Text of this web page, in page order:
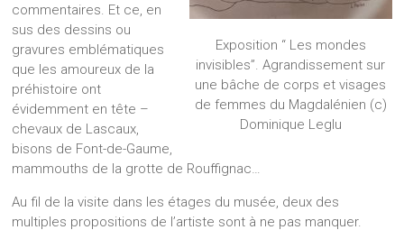
Exposition “ Les mondes
invisibles”. Agrandissement sur
une bâche de corps et visages
de femmes du Magdalénien (c)
Dominique Leglu
commentaires. Et ce, en
sus des dessins ou
gravures emblématiques
que les amoureux de la
préhistoire ont
évidemment en tête –
chevaux de Lascaux,
bisons de Font-de-Gaume,
mammouths de la grotte de Rouffignac…
Au fil de la visite dans les étages du musée, deux des
multiples propositions de l’artiste sont à ne pas manquer.